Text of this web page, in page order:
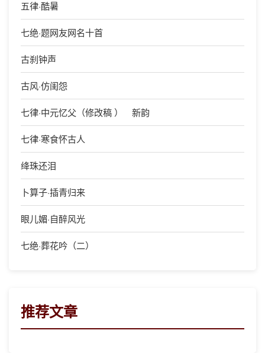
五律·酷暑
七绝·题网友网名十首
古刹钟声
古风·仿闺怨
七律·中元忆父（修改稿 ） 新韵
七律·寒食怀古人
绛珠还泪
卜算子·插青归来
眼儿媚·自醉风光
七绝·葬花吟（二）
推荐文章